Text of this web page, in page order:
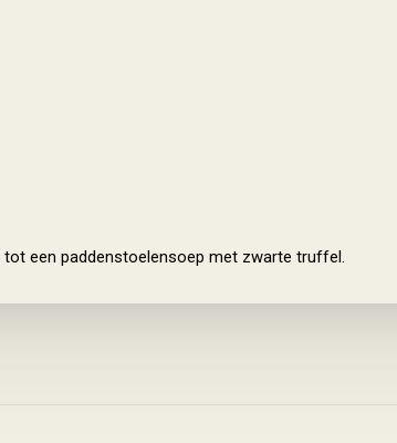
een paddenstoelensoep met zwarte truffel.